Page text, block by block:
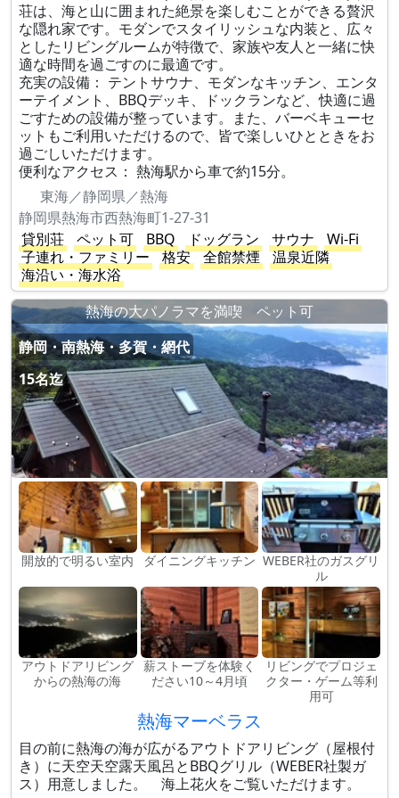
荘は、海と山に囲まれた絶景を楽しむことができる贅沢
な隠れ家です。モダンでスタイリッシュな内装と、広々
としたリビングルームが特徴で、家族や友人と一緒に快
適な時間を過ごすのに最適です。
充実の設備： テントサウナ、モダンなキッチン、エンタ
ーテイメント、BBQデッキ、ドックランなど、快適に過
ごすための設備が整っています。また、バーベキューセ
ットもご利用いただけるので、皆で楽しいひとときをお
過ごしいただけます。
便利なアクセス： 熱海駅から車で約15分。
東海／静岡県／熱海
静岡県熱海市西熱海町1-27-31
貸別荘
ペット可 BBQ ドッグラン サウナ
Wi-Fi
子連れ・ファミリー
格安 全館禁煙
温泉近隣
海沿い・海水浴
熱海の大パノラマを満喫 ペット可
静岡・南熱海・多賀・網代
15名迄
開放的で明るい室内 ダイニングキッチン WEBER社のガスグリ
ル
アウトドアリビング
からの熱海の海
薪ストーブを体験く
ださい10～4月頃
リビングでプロジェ
クター・ゲーム等利
用可
熱海マーベラス
目の前に熱海の海が広がるアウトドアリビング（屋根付
き）に天空天空露天風呂とBBQグリル（WEBER社製ガ
ス）用意しました。 海上花火をご覧いただけます。